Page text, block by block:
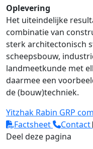
Oplevering
Het uiteindelijke
combinatie van
sterk architectonisch
scheepsbouw,
landmeetkunde met
daarmee een
de (bouw)techniek.
Yitzhak Rabin GRP
Factsheet
Contact
Deel deze pagina